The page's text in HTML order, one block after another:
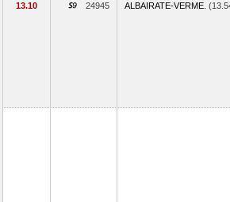
13.10 24945 ALBAIRATE-VERME.